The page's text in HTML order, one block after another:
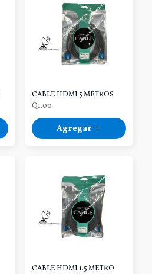
CABLE HDMI 5 METROS
Q1.00
Agregar
CABLE HDMI 1.5 METRO